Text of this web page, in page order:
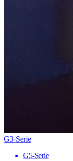
G3-Serie
G5-Serie